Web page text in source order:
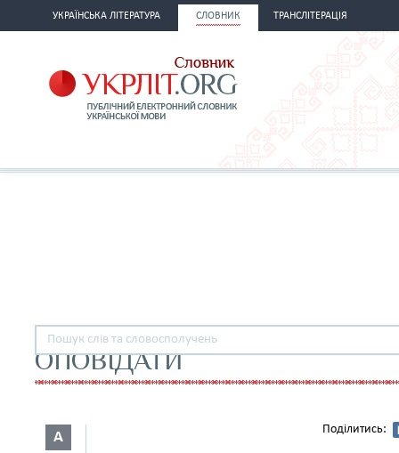
УКРАЇНСЬКА ЛІТЕРАТУРА СЛОВНИК ТРАНСЛІТЕРАЦІЯ
ОПОВІДАТИ
А Поділитись: